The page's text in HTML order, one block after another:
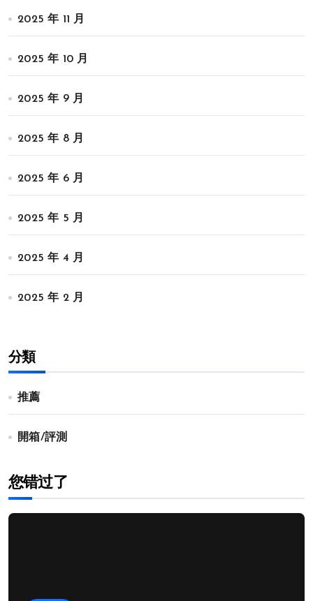
2025 年 11 月
2025 年 10 月
2025 年 9 月
2025 年 8 月
2025 年 6 月
2025 年 5 月
2025 年 4 月
2025 年 2 月
分類
推薦
開箱/評測
您错过了